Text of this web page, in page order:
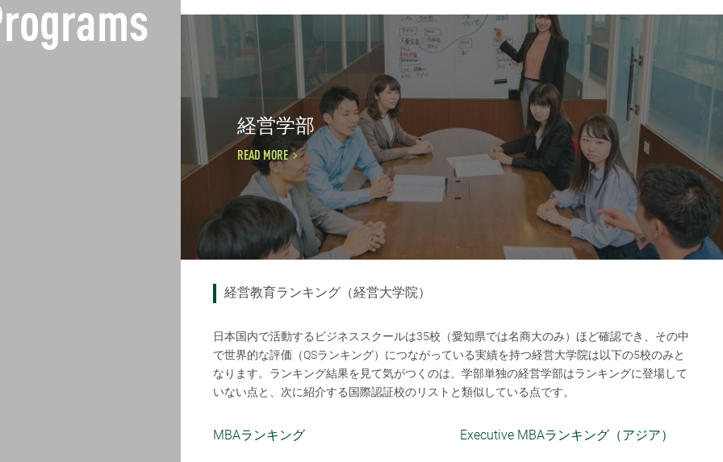
経営学部
READ MORE
経営教育ランキング（経営大学院）
日本国内で活動するビジネススクールは35校（愛知県では名商大のみ）ほど確認でき、その中
で世界的な評価（QSランキング）につながっている実績を持つ経営大学院は以下の5校のみと
なります。ランキング結果を見て気がつくのは、学部単独の経営学部はランキングに登場して
いない点と、次に紹介する国際認証校のリストと類似している点です。
MBAランキング Executive MBAランキング（アジア）